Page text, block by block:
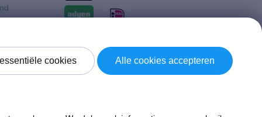
Koninkrijk
Verzending door
cookies
Alle cookies accepteren